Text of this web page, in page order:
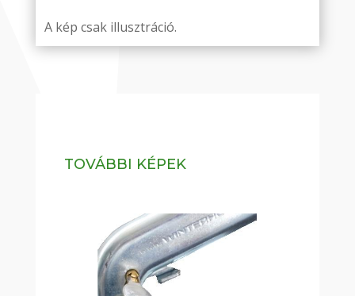
A kép csak illusztráció.
TOVÁBBI KÉPEK